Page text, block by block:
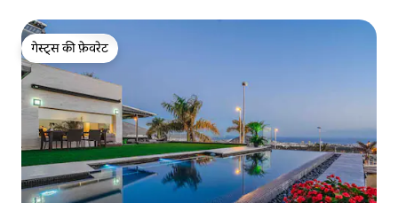
गेस्ट्स की फ़ेवरेट
गेस्ट्स की फ़ेवरेट